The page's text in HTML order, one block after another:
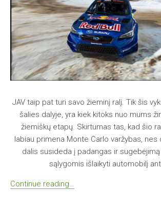
JAV taip pat turi savo žieminį ralį. Tik šis
šalies dalyje, yra kiek kitoks nuo mums
žiemiškų etapų. Skirtumas tas, kad šio
labiau primena Monte Carlo varžybas,
dalis susideda į padangas ir
sąlygomis išlaikyti automobilį
Continue reading…